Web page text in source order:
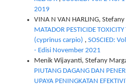
2019
VINA N VAN HARLING,
MATADOR PESTICIDE TOXICITY
(cyprinus carpio) , SOSCIED:
- Edisi November 2021
Menik Wijayanti, Stefany
PIUTANG DAGANG DAN
UPAYA PENINGKATAN